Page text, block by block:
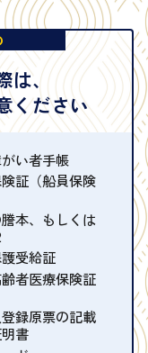
は、
ください
い者手帳
証（船員保険
本、もしくは
受給証
者医療保険証
録原票の記載
書